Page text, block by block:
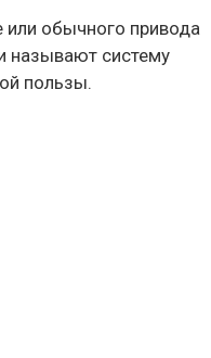
или обычного привода
называют систему
пользы.